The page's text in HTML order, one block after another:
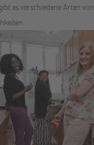
es verschiedene Arten von